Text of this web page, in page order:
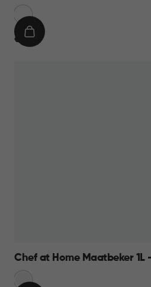
Wit
€
€ 8,95
IN
Chef at Home Maatbeker 1L